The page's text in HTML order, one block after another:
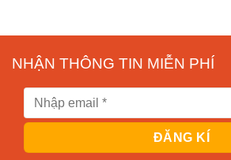
NHẬN THÔNG TIN MIỄN PHÍ